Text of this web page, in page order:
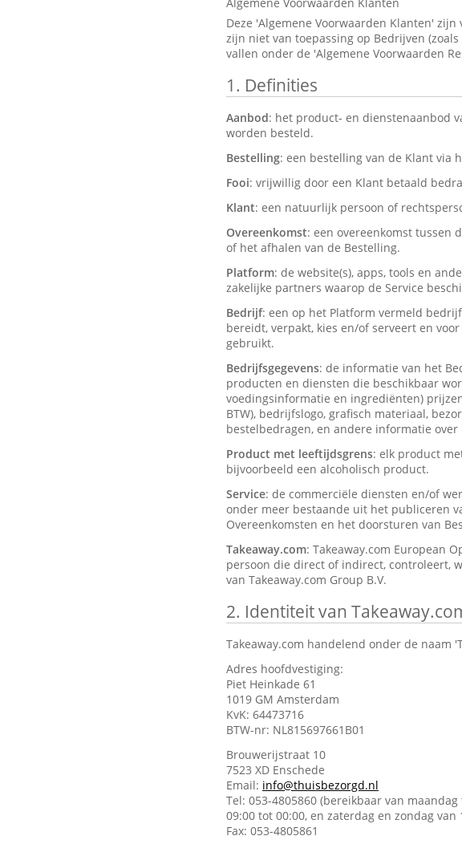
Deze 'Algemene Voorwaarden Klanten'
zijn niet van toepassing op Bedrijven
vallen onder de 'Algemene Voorwaarden
1. Definities
Aanbod: het product- en dienstenaanbod
worden besteld.
Bestelling: een bestelling van de Klant via
Fooi: vrijwillig door een Klant betaald
Klant: een natuurlijk persoon of
Overeenkomst: een overeenkomst tussen
of het afhalen van de Bestelling.
Platform: de website(s), apps, tools en
zakelijke partners waarop de Service
Bedrijf: een op het Platform vermeld
bereidt, verpakt, kies en/of serveert en
gebruikt.
Bedrijfsgegevens: de informatie van het
producten en diensten die beschikbaar
voedingsinformatie en ingrediënten)
BTW), bedrijfslogo, grafisch materiaal,
bestelbedragen, en andere informatie
Product met leeftijdsgrens: elk product
bijvoorbeeld een alcoholisch product.
Service: de commerciële diensten en/of
onder meer bestaande uit het publiceren
Overeenkomsten en het doorsturen van
Takeaway.com: Takeaway.com European
persoon die direct of indirect, controleert,
van Takeaway.com Group B.V.
2. Identiteit van
Takeaway.com handelend onder de naam
Adres hoofdvestiging:
Piet Heinkade 61
1019 GM Amsterdam
KvK: 64473716
BTW-nr: NL815697661B01
Brouwerijstraat 10
7523 XD Enschede
Email: info@thuisbezorgd.nl
Tel: 053-4805860 (bereikbaar van
09:00 tot 00:00, en zaterdag en zondag van
Fax: 053-4805861